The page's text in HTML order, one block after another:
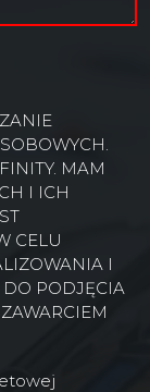
MAM
I ICH
CELU
I
PODJĘCIA